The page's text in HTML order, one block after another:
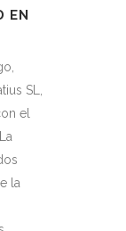
EN
SL,
el
la